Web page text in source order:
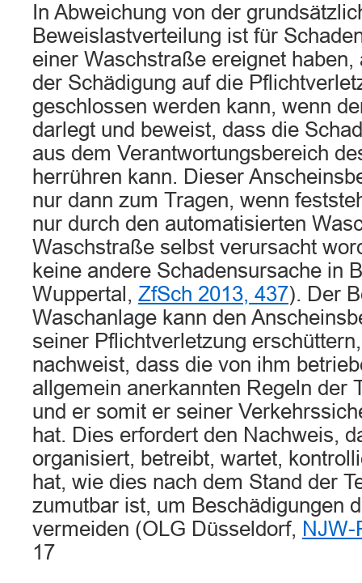
In Abweichung von der
Beweislastverteilung ist für
einer Waschstraße ereignet
der Schädigung auf die
geschlossen werden kann, wenn
darlegt und beweist, dass die
aus dem Verantwortungsbereich
herrühren kann. Dieser
nur dann zum Tragen, wenn
nur durch den automatisierten
Waschstraße selbst verursacht
keine andere Schadensursache in
Wuppertal, ZfSch 2013, 437). Der
Waschanlage kann den
seiner Pflichtverletzung
nachweist, dass die von ihm
allgemein anerkannten Regeln der
und er somit er seiner
hat. Dies erfordert den Nachweis,
organisiert, betreibt, wartet,
hat, wie dies nach dem Stand der
zumutbar ist, um Beschädigungen
vermeiden (OLG Düsseldorf, NJW-
17